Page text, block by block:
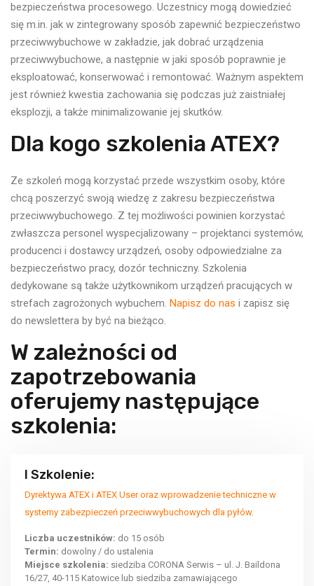
bezpieczeństwa procesowego. Uczestnicy mogą dowiedzieć
się m.in. jak w zintegrowany sposób zapewnić bezpieczeństwo
przeciwwybuchowe w zakładzie, jak dobrać urządzenia
przeciwwybuchowe, a następnie w jaki sposób poprawnie je
eksploatować, konserwować i remontować. Ważnym aspektem
jest również kwestia zachowania się podczas już zaistniałej
eksplozji, a także minimalizowanie jej skutków.
Dla kogo szkolenia ATEX?
Ze szkoleń mogą korzystać przede wszystkim osoby, które
chcą poszerzyć swoją wiedzę z zakresu bezpieczeństwa
przeciwwybuchowego. Z tej możliwości powinien korzystać
zwłaszcza personel wyspecjalizowany – projektanci systemów,
producenci i dostawcy urządzeń, osoby odpowiedzialne za
bezpieczeństwo pracy, dozór techniczny. Szkolenia
dedykowane są także użytkownikom urządzeń pracujących w
strefach zagrożonych wybuchem. Napisz do nas i zapisz się
do newslettera by być na bieżąco.
W zależności od
zapotrzebowania
oferujemy następujące
szkolenia:
I Szkolenie:
Dyrektywa ATEX i ATEX User oraz wprowadzenie techniczne w
systemy zabezpieczeń przeciwwybuchowych dla pyłów.
Liczba uczestników: do 15 osób
Termin: dowolny / do ustalenia
Miejsce szkolenia: siedziba CORONA Serwis – ul. J. Baildona
16/27, 40-115 Katowice lub siedziba zamawiającego